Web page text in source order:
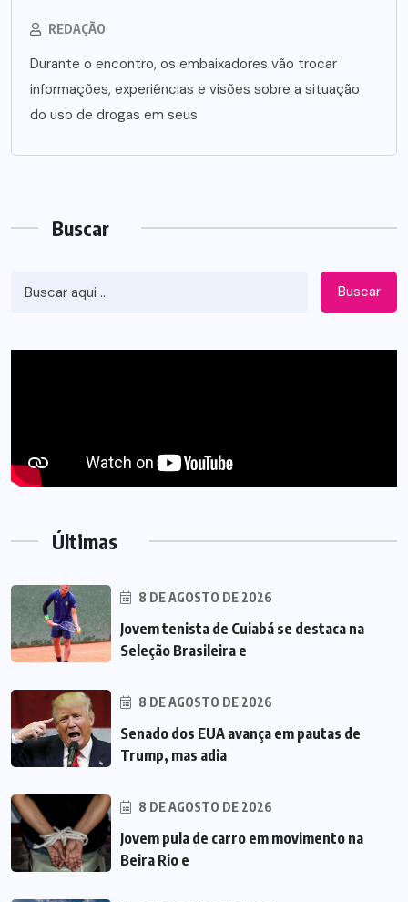
REDAÇÃO
Durante o encontro, os embaixadores vão trocar
informações, experiências e visões sobre a situação
do uso de drogas em seus
Buscar
Buscar
Últimas
8 DE AGOSTO DE 2026
Jovem tenista de Cuiabá se destaca na
Seleção Brasileira e
8 DE AGOSTO DE 2026
Senado dos EUA avança em pautas de
Trump, mas adia
8 DE AGOSTO DE 2026
Jovem pula de carro em movimento na
Beira Rio e